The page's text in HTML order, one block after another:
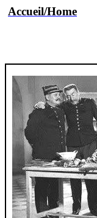
Accueil/Home